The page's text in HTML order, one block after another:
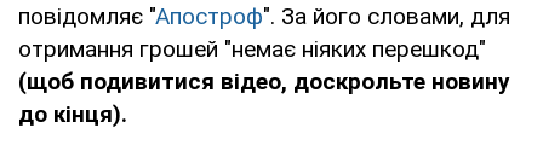
повідомляє "Апостроф". За його словами, для
отримання грошей "немає ніяких перешкод"
(щоб подивитися відео, доскрольте новину
до кінця).